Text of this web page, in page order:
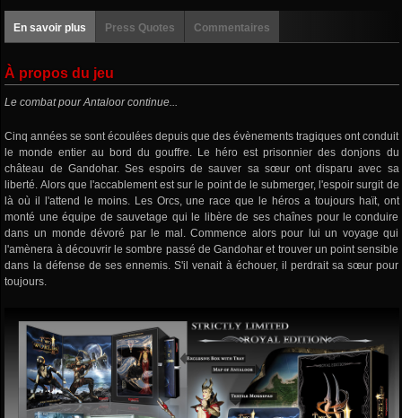
En savoir plus Press Quotes Commentaires
À propos du jeu
Le combat pour Antaloor continue...
Cinq années se sont écoulées depuis que des évènements tragiques ont conduit
le monde entier au bord du gouffre. Le héro est prisonnier des donjons du
château de Gandohar. Ses espoirs de sauver sa sœur ont disparu avec sa
liberté. Alors que l'accablement est sur le point de le submerger, l'espoir surgit de
là où il l'attend le moins. Les Orcs, une race que le héros a toujours haït, ont
monté une équipe de sauvetage qui le libère de ses chaînes pour le conduire
dans un monde dévoré par le mal. Commence alors pour lui un voyage qui
l'amènera à découvrir le sombre passé de Gandohar et trouver un point sensible
dans la défense de ses ennemis. S'il venait à échouer, il perdrait sa sœur pour
toujours.